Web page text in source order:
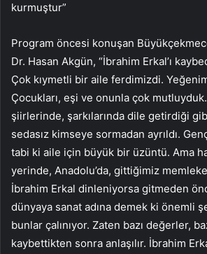
kurmuştur”
Program öncesi konuşan
Dr. Hasan Akgün, “İbrahim Erkal’ı
Çok kıymetli bir aile ferdimizdi.
Çocukları, eşi ve onunla çok
şiirlerinde, şarkılarında dile getirdiği
sedasız kimseye sormadan ayrıldı.
tabi ki aile için büyük bir üzüntü. Ama
yerinde, Anadolu’da, gittiğimiz
İbrahim Erkal dinleniyorsa gitmeden
dünyaya sanat adına demek ki önemli
bunlar çalınıyor. Zaten bazı değerler,
kaybettikten sonra anlaşılır. İbrahim